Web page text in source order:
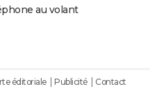
au volant
éditoriale Publicité
Contact